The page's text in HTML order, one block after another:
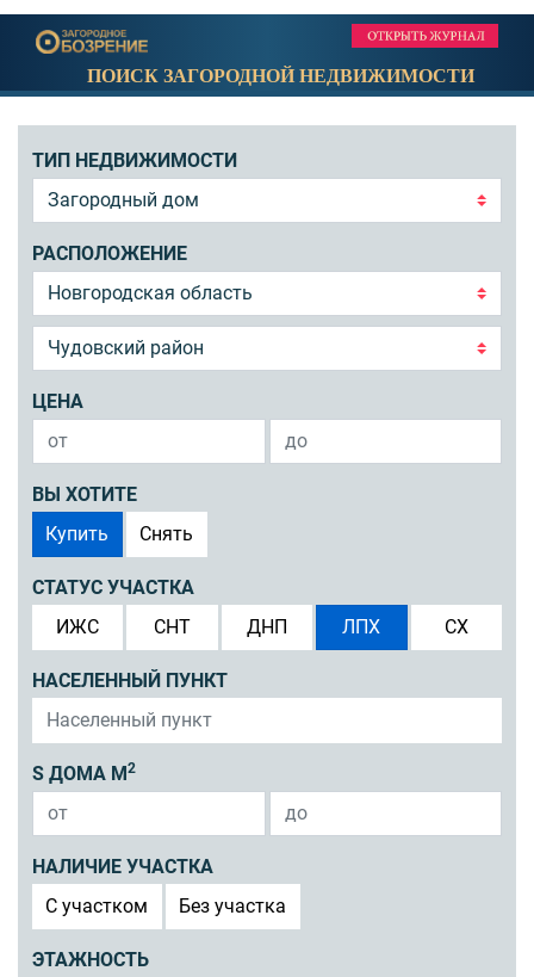
ПОИСК ЗАГОРОДНОЙ НЕДВИЖИМОСТИ
ТИП НЕДВИЖИМОСТИ
РАСПОЛОЖЕНИЕ
ЦЕНА
ВЫ ХОТИТЕ
Купить
Снять
СТАТУС УЧАСТКА
ИЖС
СНТ ДНП ЛПХ СХ
НАСЕЛЕННЫЙ ПУНКТ
S ДОМА М 2
НАЛИЧИЕ УЧАСТКА
C участком
Без участка
ЭТАЖНОСТЬ